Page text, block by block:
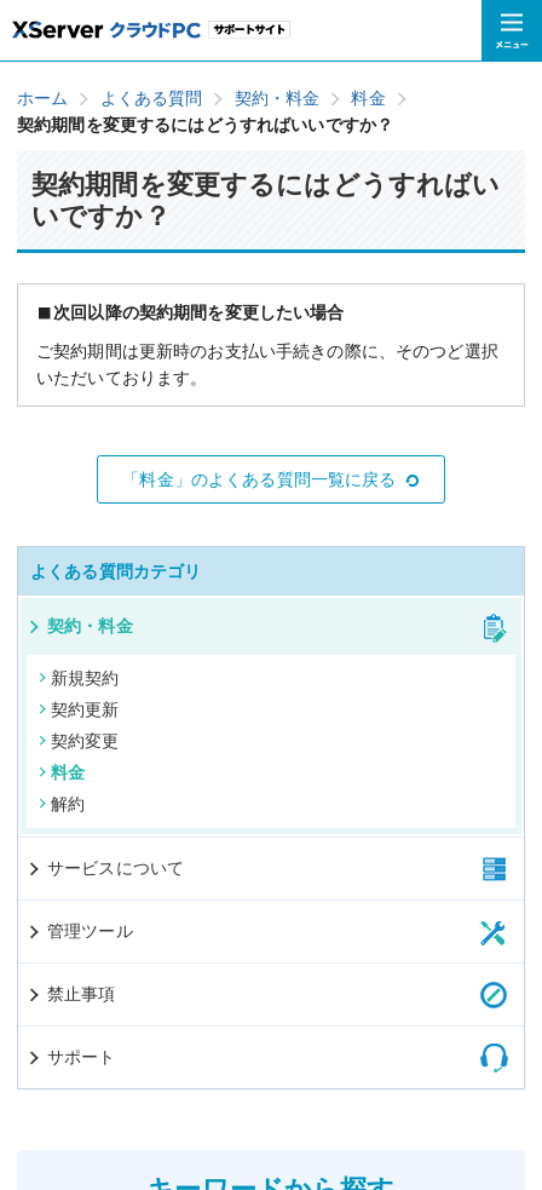
ホーム よくある質問 契約・料金
料金
契約期間を変更するにはどうすればいいですか？
契約期間を変更するにはどうすればい
いですか？
次回以降の契約期間を変更したい場合
ご契約期間は更新時のお支払い手続きの際に、そのつど選択
いただいております。
「料金」のよくある質問一覧に戻る
よくある質問カテゴリ
契約・料金
新規契約
契約更新
契約変更
料金
解約
サービスについて
管理ツール
禁止事項
サポート